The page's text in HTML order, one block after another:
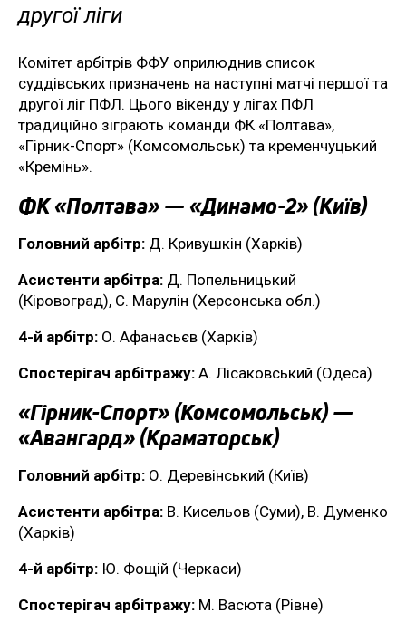
другої ліги
Комітет арбітрів ФФУ оприлюднив список
суддівських призначень на наступні матчі першої та
другої ліг ПФЛ. Цього вікенду у лігах ПФЛ
традиційно зіграють команди ФК «Полтава»,
«Гірник-Спорт» (Комсомольськ) та кременчуцький
«Кремінь».
ФК «Полтава» — «Динамо-2» (Київ)
Головний арбітр: Д. Кривушкін (Харків)
Асистенти арбітра: Д. Попельницький
(Кіровоград), С. Марулін (Херсонська обл.)
4-й арбітр: О. Афанасьєв (Харків)
Спостерігач арбітражу: А. Лісаковський (Одеса)
«Гірник-Спорт» (Комсомольськ) —
«Авангард» (Краматорськ)
Головний арбітр: О. Деревінський (Київ)
Асистенти арбітра: В. Кисельов (Суми), В. Думенко
(Харків)
4-й арбітр: Ю. Фощій (Черкаси)
Спостерігач арбітражу: М. Васюта (Рівне)